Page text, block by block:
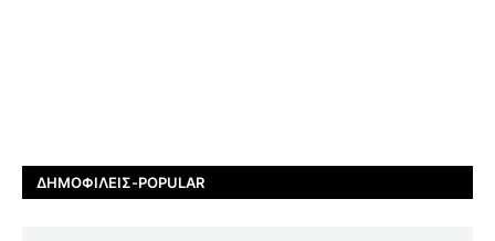
ΔΗΜΟΦΙΛΕΊΣ-POPULAR